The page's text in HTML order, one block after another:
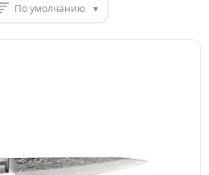
По умолчанию